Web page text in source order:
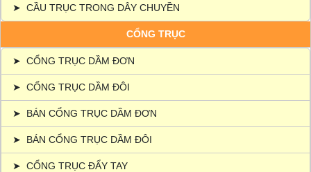
➤ CẦU TRỤC TRONG DÂY CHUYỀN
CỔNG TRỤC
➤ CỔNG TRỤC DẦM ĐƠN
➤ CỔNG TRỤC DẦM ĐÔI
➤ BÁN CỔNG TRỤC DẦM ĐƠN
➤ BÁN CỔNG TRỤC DẦM ĐÔI
➤ CỔNG TRỤC ĐẨY TAY